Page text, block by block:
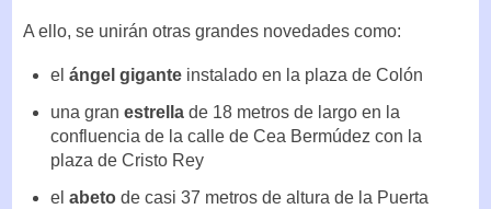
A ello, se unirán otras grandes novedades como:
el ángel giganteinstalado en la plaza de Colón
una gran estrella de 18 metros de largo en la
confluencia de la calle de Cea Bermúdez con la
plaza de Cristo Rey
el abeto de casi 37 metros de altura de la Puerta